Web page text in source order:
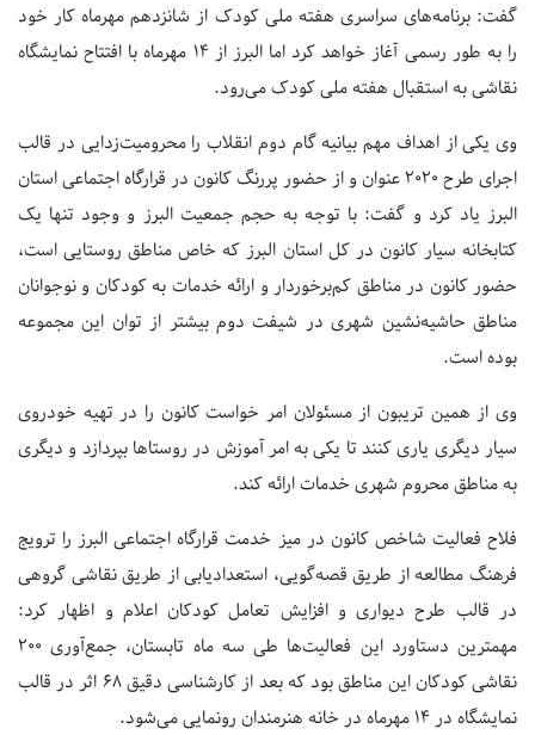
گفت: برنامه‌های سراسری هفته ملی کودک از شانزدهم مهرماه کار خود
را به طور رسمی آغاز خواهد کرد اما البرز از 14 مهرماه با افتتاح نمایشگاه
نقاشی به استقبال هفته ملی کودک می‌رود.
وی یکی از اهداف مهم بیانیه گام دوم انقلاب را محرومیت‌زدایی در قالب
اجرای طرح ۲۰۲۰ عنوان و از حضور پررنگ کانون در قرارگاه اجتماعی استان
البرز یاد کرد و گفت: با توجه به حجم جمعیت البرز و وجود تنها یک
کتابخانه سیار کانون در کل استان البرز که خاص مناطق روستایی است،
حضور کانون در مناطق کم‌برخوردار و ارائه خدمات به کودکان و نوجوانان
مناطق حاشیه‌نشین شهری در شیفت دوم بیشتر از توان این مجموعه
بوده است.
وی از همین تریبون از مسئولان امر خواست کانون را در تهیه خودروی
سیار دیگری یاری کنند تا یکی به امر آموزش در روستاها بپردازد و دیگری
به مناطق محروم شهری خدمات ارائه کند.
فلاح فعالیت شاخص کانون در میز خدمت قرارگاه اجتماعی البرز را ترویج
فرهنگ مطالعه از طریق قصه‌گویی، استعدادیابی از طریق نقاشی گروهی
در قالب طرح دیواری و افزایش تعامل کودکان اعلام و اظهار کرد:
مهمترین دستاورد این فعالیت‌ها طی سه ماه تابستان، جمع‌آوری 200
نقاشی کودکان این مناطق بود که بعد از کارشناسی دقیق 68 اثر در قالب
نمایشگاه در 14 مهرماه در خانه هنرمندان رونمایی می‌شود.